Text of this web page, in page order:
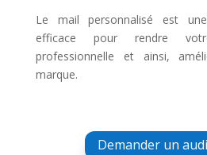
Le mail personnalisé est
efficace pour rendre
professionnelle et ainsi,
marque.
Demander un